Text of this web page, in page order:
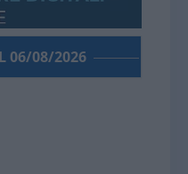
06/08/2026